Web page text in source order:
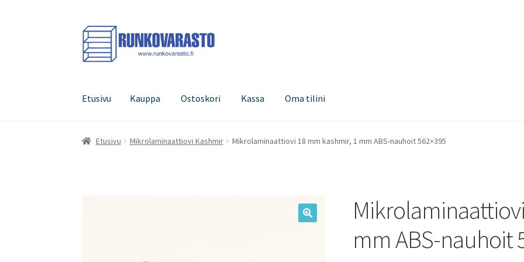
Siirry
navigointiin
Siirry
sisältöön
Etusivu Kauppa Ostoskori Kassa Oma tilini
Etusivu Kauppa Ostoskori Kassa Oma tilini
Etusivu Mikrolaminaattiovi Kashmir Mikrolaminaattiovi 18 mm kashmir, 1 mm ABS-nauhoit 562×395
mm ABS-nauhoit